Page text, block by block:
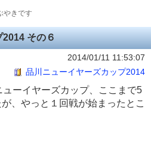
やきです
その６
2014/01/11 11:53:07
品川ニューイヤーズカップ2014
ーイヤーズカップ、ここまで5
、やっと１回戦が始まったとこ